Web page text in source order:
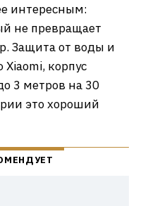
интересным:
не превращает
Защита от воды и
корпус
3 метров на 30
это хороший